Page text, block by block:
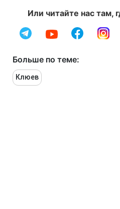
Или читайте нас там,
Больше по теме:
Клюев